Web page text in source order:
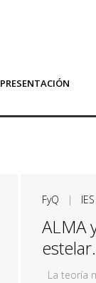
PRESENTACIÓN
FyQ |
ALMA
estelar.
La teoría